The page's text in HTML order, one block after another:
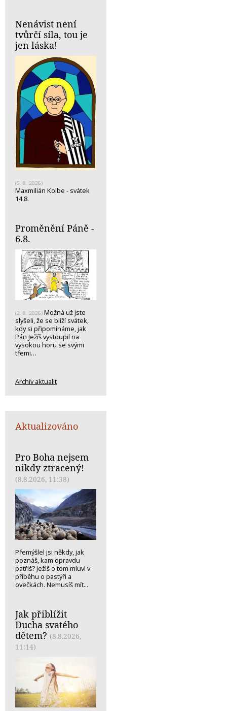
Nenávist není
tvůrčí síla, tou je
jen láska!
(5. 8. 2026)
Maxmilián Kolbe - svátek
14.8.
Proměnění Páně -
6.8.
(2. 8. 2026) Možná už jste
slyšeli, že se blíží svátek,
kdy si připomínáme, jak
Pán Ježíš vystoupil na
vysokou horu se svými
třemi…
Archiv aktualit
Aktualizováno
Pro Boha nejsem
nikdy ztracený!
(8.8.2026, 11:38)
Přemýšlel jsi někdy, jak
poznáš, kam opravdu
patříš? Ježíš o tom mluví v
příběhu o pastýři a
ovečkách. Nemusíš mít...
Jak přiblížit
Ducha svatého
dětem? (8.8.2026,
11:14)